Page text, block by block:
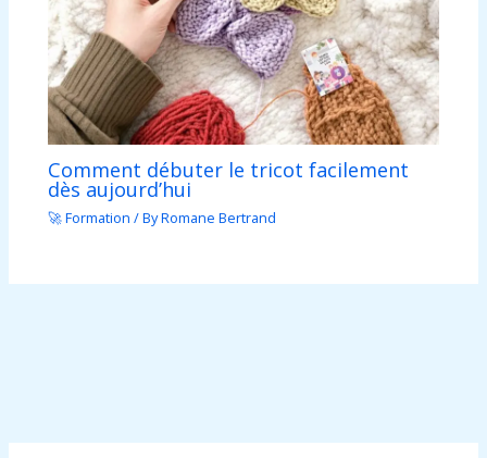
Comment débuter le tricot facilement
dès aujourd’hui
🚀 Formation / ByRomane Bertrand